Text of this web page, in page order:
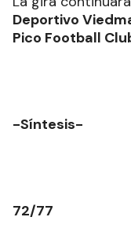
Deportivo
Pico Football
-Síntesis-
72/77